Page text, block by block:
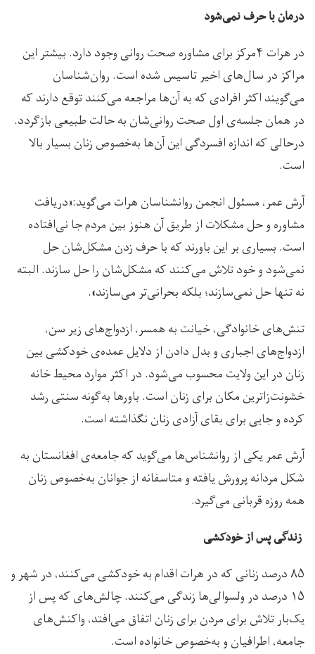
درمان با حرف نمی‌شود
در هرات ۴مرکز برای مشاوره صحت روانی وجود دارد. بیشتر این
مراکز در سال‌های اخیر تاسیس شده است. روان‌شناسان
می‌گویند اکثر افرادی که به آن‌ها مراجعه می‌کنند توقع دارند که
در همان جلسه‌ی اول صحت روانی‌شان به حالت طبیعی بازگردد.
درحالی که اندازه افسردگی این آن‌ها به‌خصوص زنان بسیار بالا
است.
آرش عمر، مسئول انجمن روانشناسان هرات می‌گوید:«دریافت
مشاوره و حل مشکلات از طریق آن هنوز بین مردم جا نی‌افتاده
است. بسیاری بر این باورند که با حرف زدن مشکل‌شان حل
نمی‌شود و خود تلاش می‌کنند که مشکل‌شان را حل سازند. البته
نه تنها حل نمی‌سازند؛ بلکه بحرانی‌تر می‌سازند».
تنش‌های خانوادگی، خیانت به همسر، ازدواج‌های زیر سن،
ازدواج‌های اجباری و بدل دادن از دلایل عمده‌ی خودکشی بین
زنان در این ولایت محسوب می‌شود. در اکثر موارد محیط خانه
خشونت‌زاترین مکان برای زنان است. باورها به‌گونه سنتی رشد
کرده و جایی برای بقای آزادی زنان نگذاشته است.
آرش عمر یکی از روانشناس‌ها می‌گوید که جامعه‌ی افغانستان به
شکل مردانه پرورش یافته و متاسفانه از جوانان به‌خصوص زنان
همه روزه قربانی می‌گیرد.
زندگی پس از خودکشی
۸۵ درصد زنانی که در هرات اقدام به خودکشی می‌کنند، در شهر و
۱۵ درصد در ولسوالی‌ها زندگی می‌کنند. چالش‌های که پس از
یک‌بار تلاش برای مردن برای زنان اتفاق می‌افتد، واکنش‌های
جامعه، اطرافیان و به‌خصوص خانواده است.